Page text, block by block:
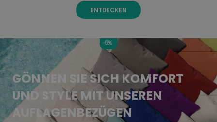
ENTDECKEN
-5%
GÖNNEN SIE SICH KOMFORT
UND STYLE MIT UNSEREN
AUFLAGENBEZÜGEN